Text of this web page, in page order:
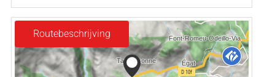
Routebeschrijving